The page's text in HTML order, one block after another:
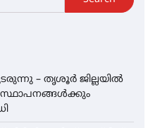
– തൃശൂർ ജില്ലയിൽ
സ്ഥാപനങ്ങൾക്കും